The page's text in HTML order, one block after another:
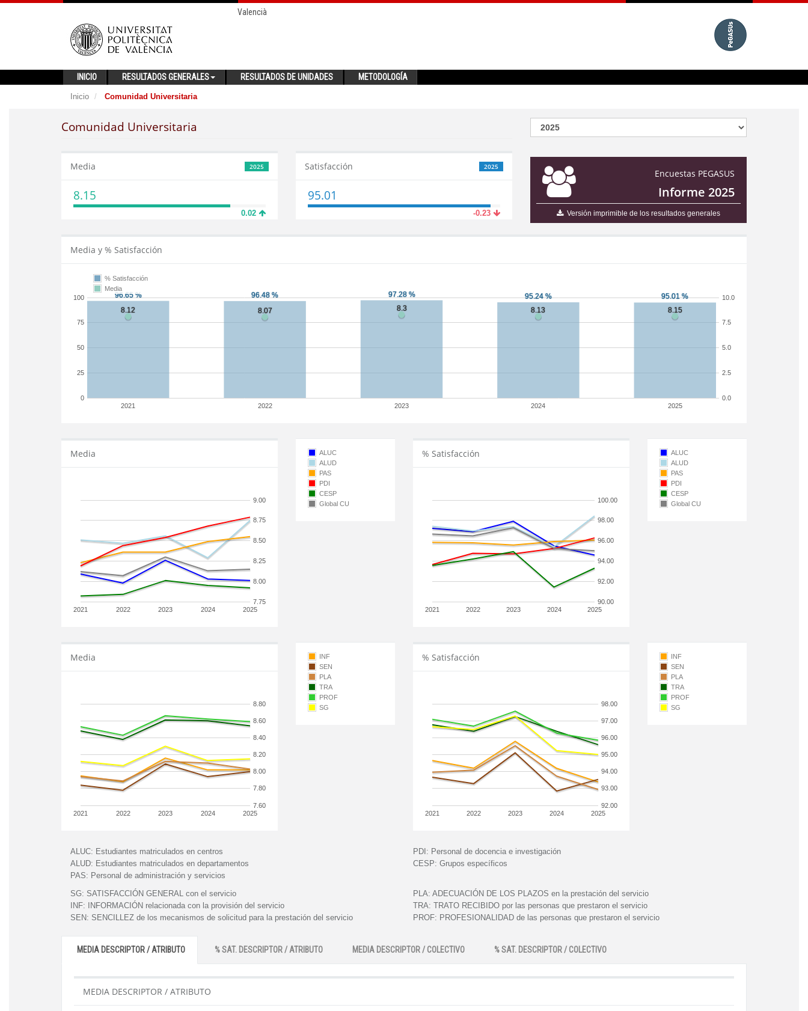
Valencià
INICIO RESULTADOS GENERALES RESULTADOS DE UNIDADES METODOLOGÍA
Inicio Comunidad Universitaria
Comunidad Universitaria
Encuestas PEGASUS
Informe 2025
Versión imprimible de los resultados generales
2025
Media
8.15
0.02
2025
Satisfacción
95.01
-0.23
Media y % Satisfacción
2021 2022 2023 2024 2025
0
25
50
75
100
0.0
2.5
5.0
7.5
10.0
% Satisfacción
Media
Media
2021 2022 2023 2024 2025
7.75
8.00
8.25
8.50
8.75
9.00
ALUC
ALUD
PAS
PDI
CESP
Global CU
% Satisfacción
2021 2022 2023 2024 2025
90.00
92.00
94.00
96.00
98.00
100.00
ALUC
ALUD
PAS
PDI
CESP
Global CU
Media
2021 2022 2023 2024 2025
7.60
7.80
8.00
8.20
8.40
8.60
8.80
INF
SEN
PLA
TRA
PROF
SG
% Satisfacción
2021 2022 2023 2024 2025
92.00
93.00
94.00
95.00
96.00
97.00
98.00
INF
SEN
PLA
TRA
PROF
SG
ALUC: Estudiantes matriculados en centros
ALUD: Estudiantes matriculados en departamentos
PAS: Personal de administración y servicios
PDI: Personal de docencia e investigación
CESP: Grupos específicos
SG: SATISFACCIÓN GENERAL con el servicio
INF:
INFORMACIÓN relacionada con la provisión del servicio
SEN: SENCILLEZ de los mecanismos de solicitud para la prestación del servicio
PLA: ADECUACIÓN DE LOS PLAZOS en la prestación del servicio
TRA: TRATO RECIBIDO por las personas que prestaron el servicio
PROF: PROFESIONALIDAD de las personas que prestaron el servicio
MEDIA DESCRIPTOR / ATRIBUTO % SAT. DESCRIPTOR / ATRIBUTO MEDIA DESCRIPTOR / COLECTIVO % SAT. DESCRIPTOR / COLECTIVO
MEDIA DESCRIPTOR / ATRIBUTO